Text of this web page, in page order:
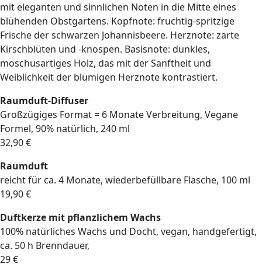
mit eleganten und sinnlichen Noten in die Mitte eines
blühenden Obstgartens. Kopfnote: fruchtig-spritzige
Frische der schwarzen Johannisbeere. Herznote: zarte
Kirschblüten und -knospen. Basisnote: dunkles,
moschusartiges Holz, das mit der Sanftheit und
Weiblichkeit der blumigen Herznote kontrastiert.
Raumduft-Diffuser
Großzügiges Format = 6 Monate Verbreitung, Vegane
Formel, 90% natürlich, 240 ml
32,90 €
Raumduft
reicht für ca. 4 Monate, wiederbefüllbare Flasche, 100 ml
19,90 €
Duftkerze mit pflanzlichem Wachs
100% natürliches Wachs und Docht, vegan, handgefertigt,
ca. 50 h Brenndauer,
29 €